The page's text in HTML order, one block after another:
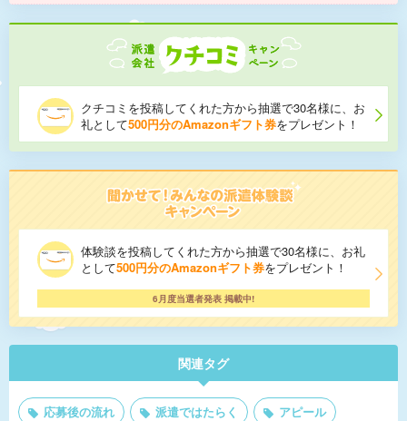
クチコミを投稿してくれた方から抽選で30名様に、お
礼として500円分のAmazonギフト券をプレゼント！
体験談を投稿してくれた方から抽選で30名様に、お礼
として500円分のAmazonギフト券をプレゼント！
6月度当選者発表 掲載中!
関連タグ
応募後の流れ 派遣ではたらく アピール